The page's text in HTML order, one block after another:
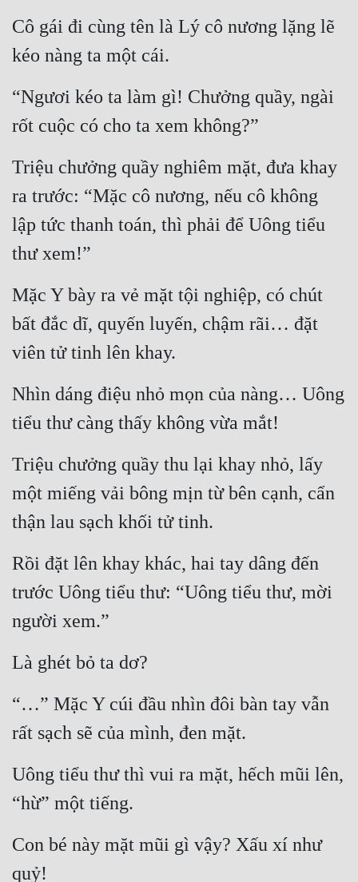
Tiểu Thuyết
Trinh Thám
Triều Đấu
Trùng Sinh
Tu Tiên
Tội Phạm
Võng Du
Xuyên Thư
Điền Văn
Đô Thị
Đông Phương
Đông Phương Huyền Huyễn
Đồng Nhân
Truyện Nữ
Xây Dựng Thế Lực
Cô gái đi cùng tên là Lý cô nương lặng lẽ
kéo nàng ta một cái.
“Ngươi kéo ta làm gì! Chưởng quầy, ngài
rốt cuộc có cho ta xem không?”
Triệu chưởng quầy nghiêm mặt, đưa khay
ra trước: “Mặc cô nương, nếu cô không
lập tức thanh toán, thì phải để Uông tiểu
thư xem!”
Mặc Y bày ra vẻ mặt tội nghiệp, có chút
bất đắc dĩ, quyến luyến, chậm rãi… đặt
viên tử tinh lên khay.
Nhìn dáng điệu nhỏ mọn của nàng… Uông
tiểu thư càng thấy không vừa mắt!
Triệu chưởng quầy thu lại khay nhỏ, lấy
một miếng vải bông mịn từ bên cạnh, cẩn
thận lau sạch khối tử tinh.
Rồi đặt lên khay khác, hai tay dâng đến
trước Uông tiểu thư: “Uông tiểu thư, mời
người xem.”
Là ghét bỏ ta dơ?
“…” Mặc Y cúi đầu nhìn đôi bàn tay vẫn
rất sạch sẽ của mình, đen mặt.
Uông tiểu thư thì vui ra mặt, hếch mũi lên,
“hừ” một tiếng.
Con bé này mặt mũi gì vậy? Xấu xí như
quỷ!